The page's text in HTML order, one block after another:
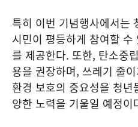
특히 이번 기념행사에서는
시민이 평등하게 참여할
를 제공한다. 또한, 탄소중
용을 권장하며, 쓰레기 줄
환경 보호의 중요성을 청
양한 노력을 기울일 예정이